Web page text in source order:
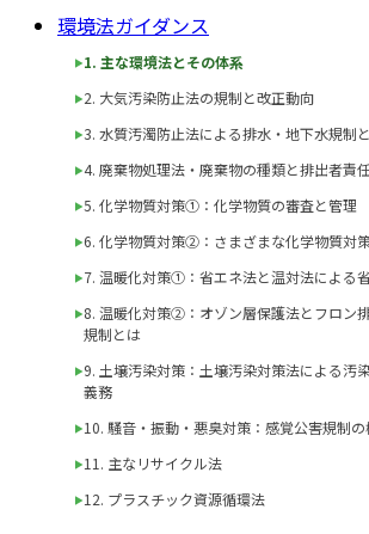
環境法ガイダンス
1. 主な環境法とその体系
2. 大気汚染防止法の規制と改正動向
3. 水質汚濁防止法による排水・地下水規制
4. 廃棄物処理法・廃棄物の種類と排出者責
5. 化学物質対策①：化学物質の審査と管理
6. 化学物質対策②：さまざまな化学物質対
7. 温暖化対策①：省エネ法と温対法による
8. 温暖化対策②：オゾン層保護法とフロン
規制とは
9. 土壌汚染対策：土壌汚染対策法による汚
義務
10. 騒音・振動・悪臭対策：感覚公害規制の
11. 主なリサイクル法
12. プラスチック資源循環法